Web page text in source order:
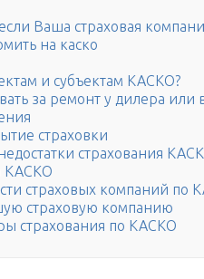
Ваша страховая
на каско
и субъектам КАСКО?
за ремонт у дилера или
страховки
страхования
КАСКО
страховых компаний по
страховую компанию
страхования по КАСКО